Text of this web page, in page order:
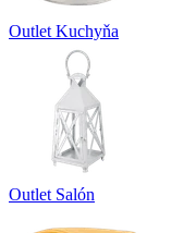
Outlet Kuchyňa
Outlet Salón